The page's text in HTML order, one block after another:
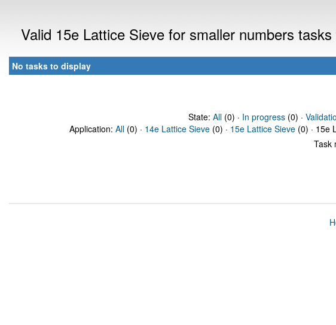
Valid 15e Lattice Sieve for smaller numbers
No tasks to display
State: All(0) · In progress(0) ·
Application: All (0) · 14e Lattice Sieve (0) · 15e Lattice Sieve (0) · 15e
Task